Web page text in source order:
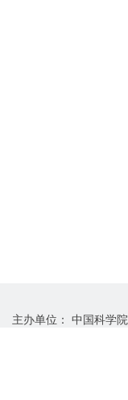
主办单位： 中国科学院